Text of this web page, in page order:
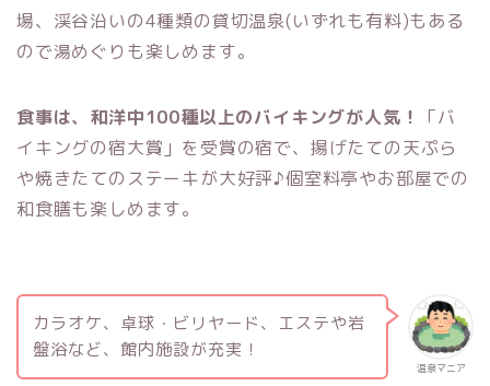
場、渓谷沿いの4種類の貸切温泉(いずれも有料)もある
ので湯めぐりも楽しめます。
食事は、和洋中100種以上のバイキングが人気！
「バ
イキングの宿大賞」を受賞の宿で、揚げたての天ぷら
や焼きたてのステーキが大好評♪個室料亭やお部屋での
和食膳も楽しめます。
温泉マニア
カラオケ、卓球・ビリヤード、エステや岩
盤浴など、館内施設が充実！